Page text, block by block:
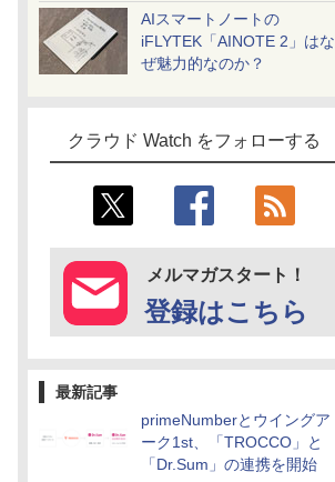
AIスマートノートの
iFLYTEK「AINOTE 2」はな
ぜ魅力的なのか？
クラウド Watch をフォローする
メルマガスタート！
登録はこちら
最新記事
primeNumberとウイングア
ーク1st、「TROCCO」と
「Dr.Sum」の連携を開始